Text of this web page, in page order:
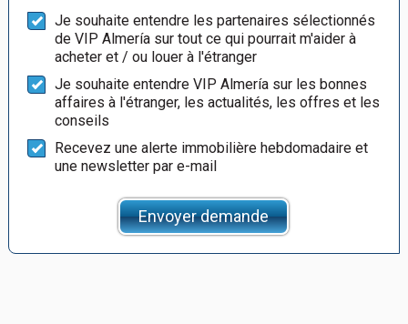
Je souhaite entendre les partenaires sélectionnés
de VIP Almería sur tout ce qui pourrait m'aider à
acheter et / ou louer à l'étranger
Je souhaite entendre VIP Almería sur les bonnes
affaires à l'étranger, les actualités, les offres et les
conseils
Recevez une alerte immobilière hebdomadaire et
une newsletter par e-mail
Envoyer demande